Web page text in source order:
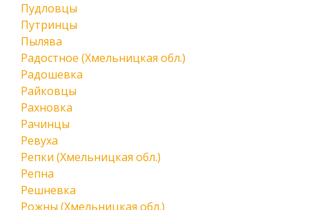
Пудловцы
Путринцы
Пылява
Радостное (Хмельницкая обл.)
Радошевка
Райковцы
Рахновка
Рачинцы
Ревуха
Репки (Хмельницкая обл.)
Репна
Решневка
Рожны (Хмельницкая обл.)